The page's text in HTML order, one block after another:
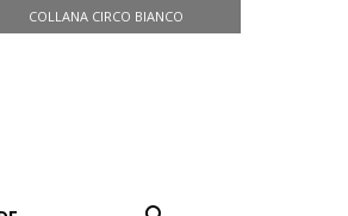
COLLANA CIRCO BIANCO